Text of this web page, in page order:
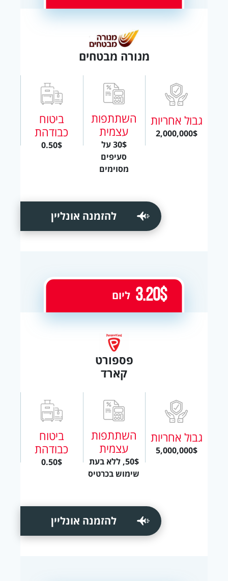
מנורה מבטחים
גבול אחריות
2,000,000$
השתתפות
עצמית
30$ על
סעיפים
מסוימים
ביטוח
כבודהת
0.50$
להזמנה אונליין
פספורט
קארד
גבול אחריות
5,000,000$
השתתפות
עצמית
50$, ללא בעת
שימוש בכרטיס
ביטוח
כבודהת
0.50$
3.20$ ליום
להזמנה אונליין